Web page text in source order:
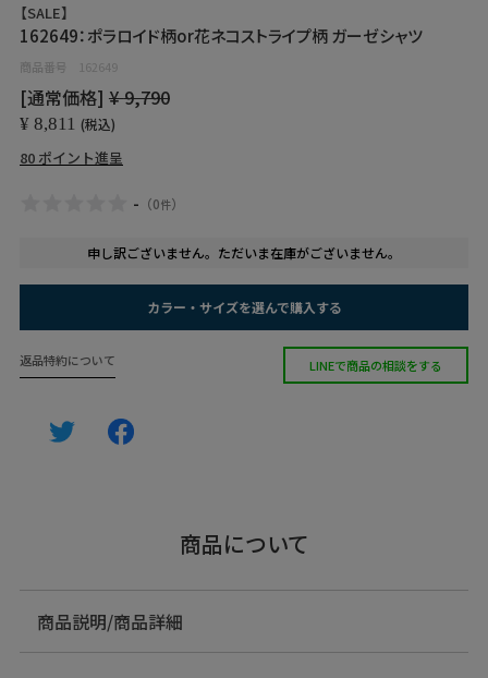
【SALE】
162649：ポラロイド柄or花ネコストライプ柄 ガーゼシャツ
商品番号 162649
[通常価格] ¥9,790
¥ 8,811 税込
80 ポイント進呈
- （0件）
申し訳ございません。ただいま在庫がございません。
カラー・サイズを選んで購入する
返品特約について LINEで商品の相談をする
商品について
商品説明/商品詳細